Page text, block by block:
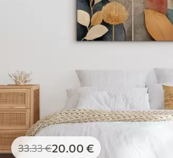
33.33€20.00 €